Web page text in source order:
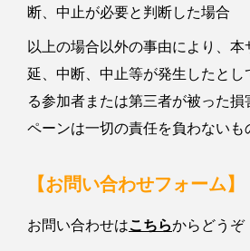
断、中止が必要と判断した場合
以上の場合以外の事由により、本
延、中断、中止等が発生したとし
る参加者または第三者が被った
ペーンは一切の責任を負わないも
【お問い合わせフォーム】
お問い合わせはこちらからどうぞ